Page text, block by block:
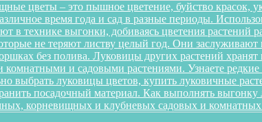
цветы – это пышное цветение, буйство красок,
время года и сад в разные периоды.
в технике выгонки, добиваясь цветения
не теряют листву целый год. Они
без полива. Луковицы других растений
и садовыми растениями. Узнаете
выбрать луковицы цветов, купить луковичные
посадочный материал. Как выполнять
корневищных и клубневых садовых и